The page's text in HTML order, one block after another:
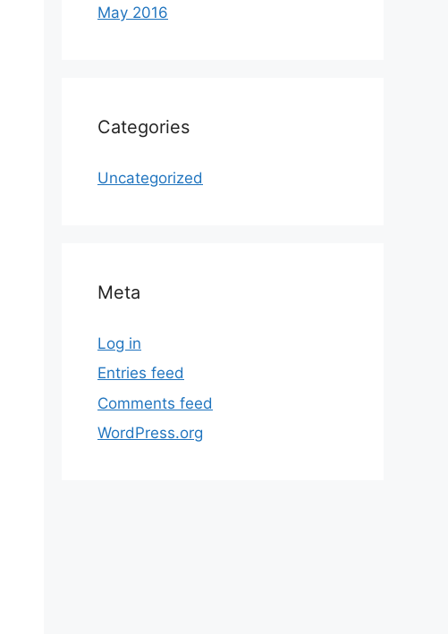
May 2016
Categories
Uncategorized
Meta
Log in
Entries feed
Comments feed
WordPress.org